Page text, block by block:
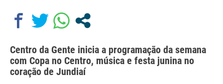
Centro da Gente inicia a programação da semana
com Copa no Centro, música e festa junina no
coração de Jundiaí